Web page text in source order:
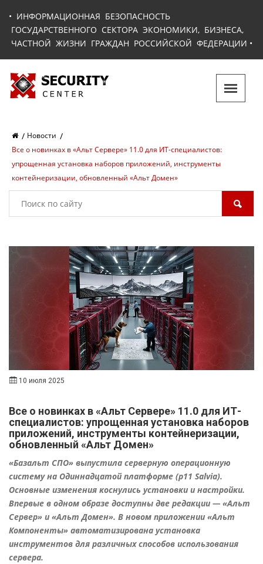
• ИНФОРМАЦИОННАЯ БЕЗОПАСНОСТЬ
ГОСУДАРСТВЕННОГО СЕКТОРА ЭКОНОМИКИ, БИЗНЕСА,
ЧАСТНОЙ ЖИЗНИ ГРАЖДАН РОССИЙСКОЙ ФЕДЕРАЦИИ •
Новости
Все о новинках в «Альт Сервере» 11.0 для ИТ-специалистов:
упрощенная установка наборов приложений, инструменты
контейнеризации, обновленный «Альт Домен»
10 июля 2025
Все о новинках в «Альт Сервере» 11.0 для ИТ-
специалистов: упрощенная установка наборов
приложений, инструменты контейнеризации,
обновленный «Альт Домен»
«Базальт СПО» выпустила серверную операционную
систему на Одиннадцатой платформе (p11 Salvia).
Основные изменения коснулись установки и настройки.
Впервые в одном образе доступны две редакции — «Альт
Сервер» и «Альт Домен». В новом приложении «Альт
Компоненты» автоматизирована установка
инструментов для различных способов использования
сервера.